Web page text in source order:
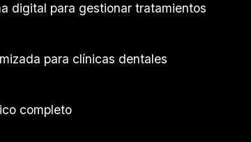
digital para gestionar tratamientos
para clínicas dentales
completo